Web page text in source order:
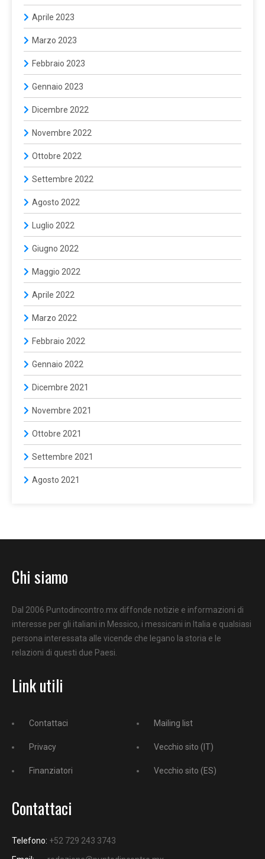
Aprile 2023
Marzo 2023
Febbraio 2023
Gennaio 2023
Dicembre 2022
Novembre 2022
Ottobre 2022
Settembre 2022
Agosto 2022
Luglio 2022
Giugno 2022
Maggio 2022
Aprile 2022
Marzo 2022
Febbraio 2022
Gennaio 2022
Dicembre 2021
Novembre 2021
Ottobre 2021
Settembre 2021
Agosto 2021
Chi siamo
Dal 2006 Puntodincontro.mx diffonde notizie e informazioni di
interesse per gli italiani in Messico, i messicani in Italia e qualsiasi
persona interessata alle vicende che legano la storia e le
relazioni di questi due Paesi.
Link utili
Contattaci
Privacy
Finanziatori
Mailing list
Vecchio sito (IT)
Vecchio sito (ES)
Contattaci
Telefono: +52 729 243 3743